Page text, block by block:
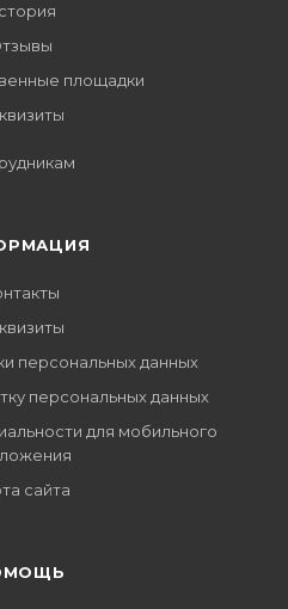
площадки
персональных данных
персональных данных
для мобильного
сайта